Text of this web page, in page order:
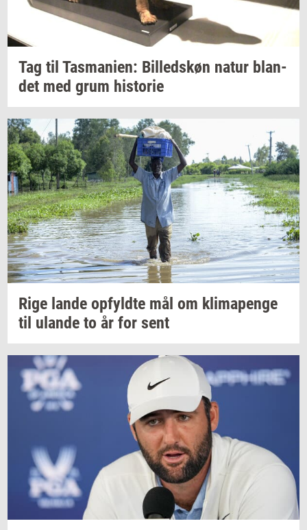
Tag til Tas­ma­ni­en: Bil­leds­køn natur blan­
det med grum hi­sto­rie
Rige lande op­fyld­te mål om kli­ma­pen­ge
til ulan­de to år for sent